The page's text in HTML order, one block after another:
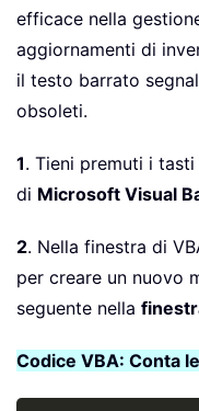
efficace nella
aggiornamenti di
il testo barrato
obsoleti.
1. Tieni premuti i tasti
di Microsoft Visual
2. Nella finestra di
per creare un nuovo
seguente nella
Codice VBA: Conta